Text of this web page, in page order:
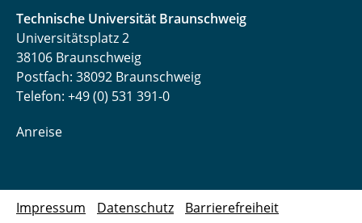
Technische Universität Braunschweig
Universitätsplatz 2
38106 Braunschweig
Postfach: 38092 Braunschweig
Telefon: +49 (0) 531 391-0
Anreise
Impressum Datenschutz Barrierefreiheit